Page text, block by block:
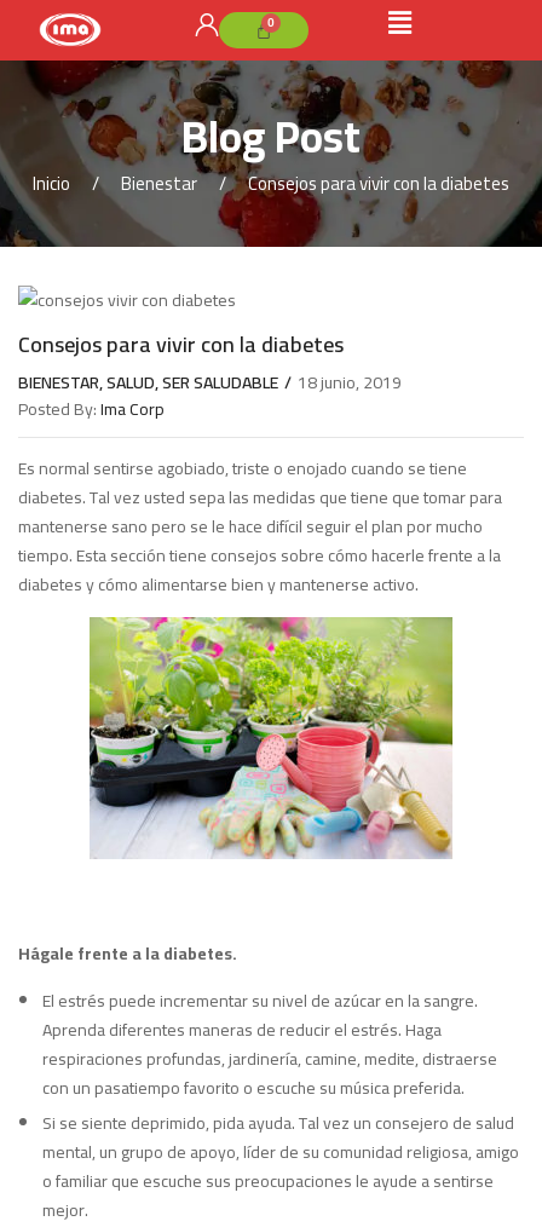
Blog Post
Inicio Bienestar Consejos para vivir con la diabetes
Consejos para vivir con la diabetes
BIENESTAR,SALUD,SER SALUDABLE
18 junio, 2019
Posted By:Ima Corp
Es normal sentirse agobiado, triste o enojado cuando se tiene
diabetes. Tal vez usted sepa las medidas que tiene que tomar para
mantenerse sano pero se le hace difícil seguir el plan por mucho
tiempo. Esta sección tiene consejos sobre cómo hacerle frente a la
diabetes y cómo alimentarse bien y mantenerse activo.
Hágale frente a la diabetes.
El estrés puede incrementar su nivel de azúcar en la sangre.
Aprenda diferentes maneras de reducir el estrés. Haga
respiraciones profundas, jardinería, camine, medite, distraerse
con un pasatiempo favorito o escuche su música preferida.
Si se siente deprimido, pida ayuda. Tal vez un consejero de salud
mental, un grupo de apoyo, líder de su comunidad religiosa, amigo
o familiar que escuche sus preocupaciones le ayude a sentirse
mejor.